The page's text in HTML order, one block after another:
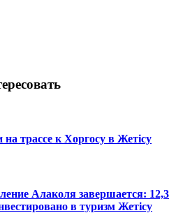
трассе к Хоргосу в Жетісу
Алаколя завершается: 12,3
в туризм Жетісу